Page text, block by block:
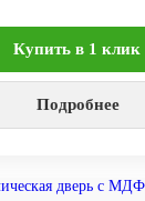
Купить в 1 клик
Подробнее